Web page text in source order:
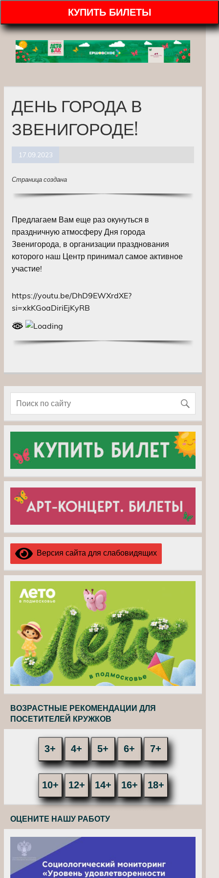
КУПИТЬ БИЛЕТЫ
ДЕНЬ ГОРОДА В
ЗВЕНИГОРОДЕ!
17.09.2023
Страница создана
Предлагаем Вам еще раз окунуться в
праздничную атмосферу Дня города
Звенигорода, в организации празднования
которого наш Центр принимал самое активное
участие!
https://youtu.be/DhD9EWXrdXE?
si=xkKGoaDiriEjKyRB
Версия сайта для слабовидящих
ВОЗРАСТНЫЕ РЕКОМЕНДАЦИИ ДЛЯ
ПОСЕТИТЕЛЕЙ КРУЖКОВ
3+ 4+ 5+ 6+ 7+
10+ 12+ 14+ 16+ 18+
ОЦЕНИТЕ НАШУ РАБОТУ